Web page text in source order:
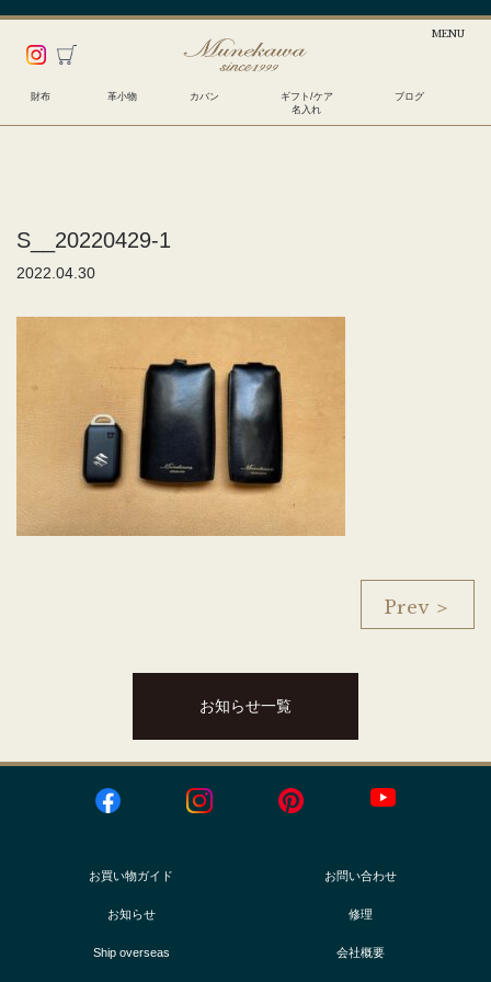
財布 革小物 カバン
ギフト/ケア
名入れ
ブログ
S__20220429-1
2022.04.30
Prev ＞
お知らせ一覧
お買い物ガイド お問い合わせ
お知らせ 修理
Ship overseas 会社概要